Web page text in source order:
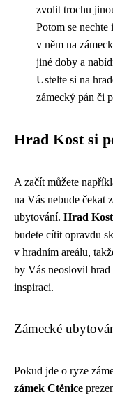
zvolit trochu
Potom se
v něm na
jiné doby a
Ustelte si na
zámecký pán či
Hrad Kost si
A začít můžete
na Vás nebude čekat
ubytování. Hrad Kost
budete cítit opravdu
v hradním areálu,
by Vás neoslovil
inspiraci.
Zámecké
Pokud jde o ryze
zámek Ctěnice